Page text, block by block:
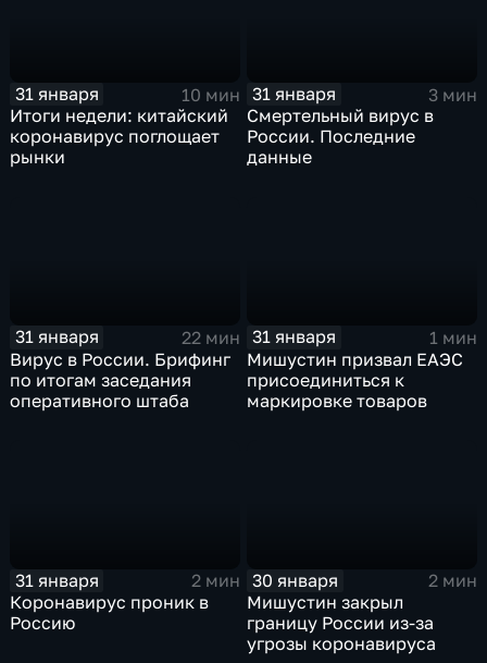
31 января
10 мин
Итоги недели: китайский
коронавирус поглощает
рынки
31 января
3 мин
Смертельный вирус в
России. Последние
данные
31 января
22 мин
Вирус в России. Брифинг
по итогам заседания
оперативного штаба
31 января
1 мин
Мишустин призвал ЕАЭС
присоединиться к
маркировке товаров
31 января
2 мин
Коронавирус проник в
Россию
30 января
2 мин
Мишустин закрыл
границу России из-за
угрозы коронавируса